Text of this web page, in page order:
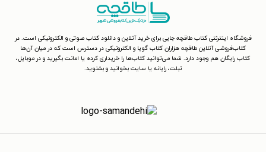
فروشگاه اینترنتی کتاب طاقچه جایی برای خرید آنلاین و دانلود کتاب صوتی و الکترونیکی است. در
کتاب‌فروشی آنلاین طاقچه هزاران کتاب گویا و الکترونیکی در دسترس است که در میان آن‌ها
کتاب رایگان هم وجود دارد. شما می‌توانید کتاب‌ها را خریداری کرده یا امانت بگیرید و در موبایل،
تبلت، رایانه یا سایت بخوانید و بشنوید.